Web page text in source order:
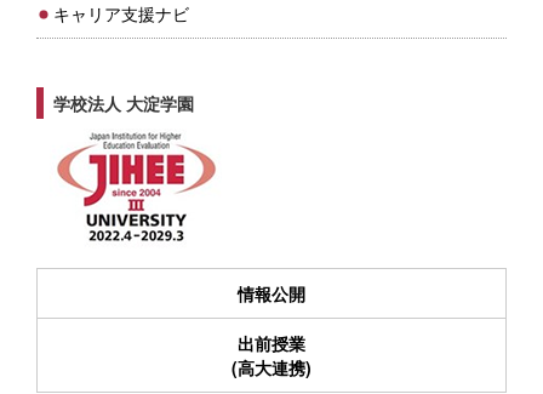
キャリア支援ナビ
学校法人 大淀学園
情報公開
出前授業
(高大連携)